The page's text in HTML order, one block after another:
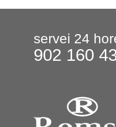
servei 24
902 160